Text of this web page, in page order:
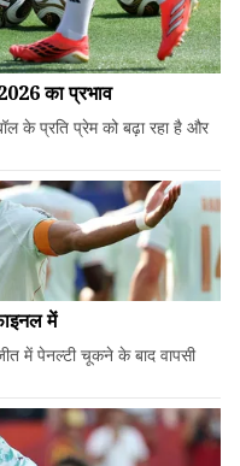
का प्रभाव
के प्रति प्रेम को बढ़ा रहा है और
में
में पेनल्टी चूकने के बाद वापसी